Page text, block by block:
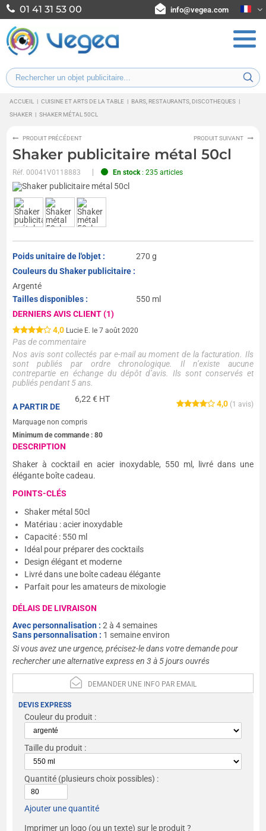
01 41 31 53 00 info@vegea.com
ACCUEIL | CUISINE ET ARTS DE LA TABLE | BARS, RESTAURANTS, DISCOTHEQUES |
SHAKER | SHAKER MÉTAL 50CL
PRODUIT PRÉCÉDENT PRODUIT SUIVANT
Shaker publicitaire métal 50cl
Réf.00041V0118883 En stock: 235 articles
Poids unitaire de l'objet :
270 g
Couleurs du Shaker publicitaire :
Argenté
Tailles disponibles :
550 ml
DERNIERS AVIS CLIENT (1)
4,0 Lucie E. le 7 août 2020
Pas de commentaire
Nos avis sont collectés par e-mail au moment de la facturation. Ils
sont publiés par ordre chronologique. Il n’existe aucune
contrepartie en échange du dépôt d’avis. Ils sont conservés et
publiés pendant 5 ans.
4,0 (1 avis)
6,22€ HT
A PARTIR DE
Marquage non compris
Minimum de commande :80
DESCRIPTION
Shaker à cocktail en acier inoxydable, 550 ml, livré dans une
élégante boîte cadeau.
POINTS-CLÉS
Shaker métal 50cl
Matériau : acier inoxydable
Capacité : 550 ml
Idéal pour préparer des cocktails
Design élégant et moderne
Livré dans une boîte cadeau élégante
Parfait pour les amateurs de mixologie
DÉLAIS DE LIVRAISON
Avec personnalisation :2 à 4 semaines
Sans personnalisation : 1 semaine environ
Si vous avez une urgence, précisez-le dans votre demande pour
rechercher une alternative express en 3 à 5 jours ouvrés
DEMANDER UNE INFO PAR EMAIL
DEVIS EXPRESS
Couleur du produit :
Taille du produit :
Quantité (plusieurs choix possibles) :
Ajouter une quantité
Imprimer un logo (ou un texte) sur le produit ?